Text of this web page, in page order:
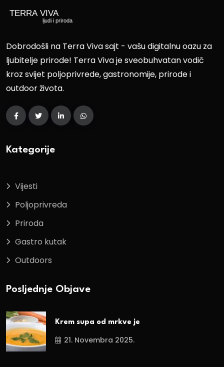
Dobrodošli na Terra Viva sajt - vašu digitalnu oazu za
ljubitelje prirode! Terra Viva je sveobuhvatan vodič
kroz svijet poljoprivrede, gastronomije, prirode i
outdoor života.
Kategorije
Vijesti
Poljoprivreda
Priroda
Gastro kutak
Outdoors
Posljednje Objave
Krem supa od mrkve je
21. Novembra 2025.